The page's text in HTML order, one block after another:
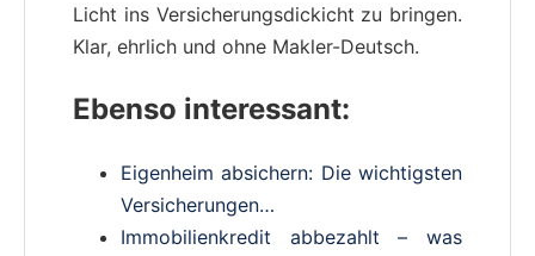
Licht ins Versicherungsdickicht zu bringen.
Klar, ehrlich und ohne Makler-Deutsch.
Ebenso interessant:
Eigenheim absichern: Die wichtigsten
Versicherungen…
Immobilienkredit abbezahlt – was